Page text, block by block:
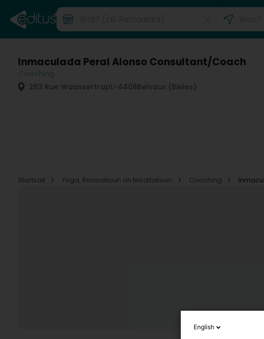
Inmaculada Peral Alonso Consultant/Coach
263 Rue WaassertrapL-4408Belvaux (Bieles)
Startsäit
Yoga, Relaxatioun an Meditatioun Coaching
English